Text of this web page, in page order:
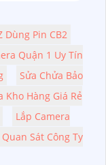
Dùng Pin CB2
Quận 1 Uy Tín
Sửa Chửa Bảo
Kho Hàng Giá Rẻ
Lắp Camera
Sát Công Ty